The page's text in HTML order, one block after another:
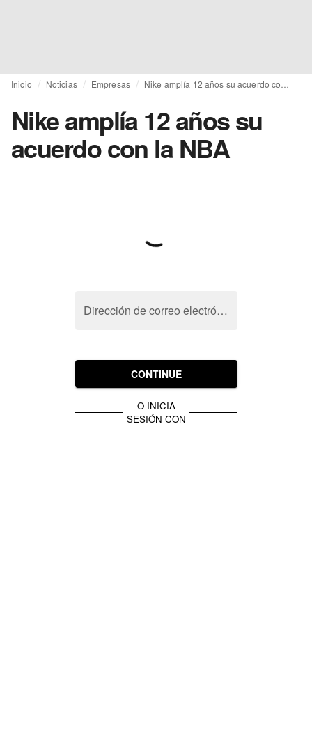
Inicio Noticias Empresas
Nike amplía 12 años su
acuerdo con la NBA
Dirección de correo electrónico
CONTINUE
O INICIA
SESIÓN CON